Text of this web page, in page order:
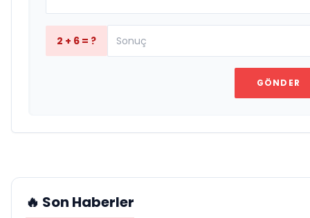
2 + 6 = ?
GÖNDER
🔥 Son Haberler